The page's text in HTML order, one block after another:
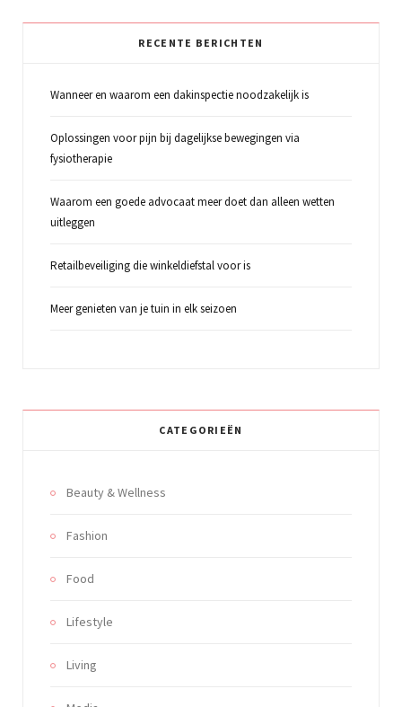
RECENTE BERICHTEN
Wanneer en waarom een dakinspectie noodzakelijk is
Oplossingen voor pijn bij dagelijkse bewegingen via
fysiotherapie
Waarom een goede advocaat meer doet dan alleen wetten
uitleggen
Retailbeveiliging die winkeldiefstal voor is
Meer genieten van je tuin in elk seizoen
CATEGORIEËN
Beauty & Wellness
Fashion
Food
Lifestyle
Living